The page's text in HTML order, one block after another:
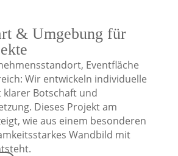
& Umgebung für
Eventfläche
Wir entwickeln individuelle
Botschaft und
Dieses Projekt am
wie aus einem besonderen
Wandbild mit